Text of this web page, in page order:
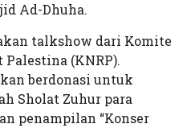
2
Ad-Dhuha.
talkshow dari Komite
(KNRP).
berdonasi untuk
Sholat Zuhur para
penampilan “Konser